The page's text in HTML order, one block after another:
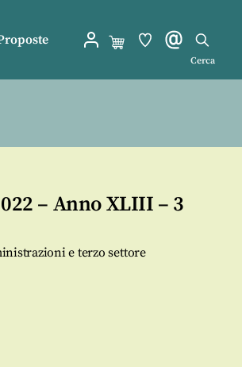
Cerca
– Anno XLIII – 3
e terzo settore